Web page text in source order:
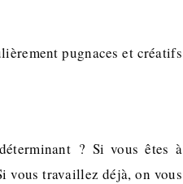
pugnaces et créatifs
? Si vous êtes à
vous travaillez déjà, on vous